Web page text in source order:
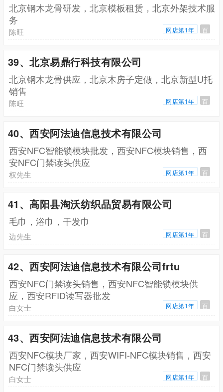
北京钢木龙骨研发，北京模板租赁，北京外架技术服
务
陈旺 网店第1年 百
39、北京易鼎行科技有限公司
北京钢木龙骨供应，北京木房子定做，北京新型U托
销售
陈旺 网店第1年 百
40、西安阿法迪信息技术有限公司
西安NFC智能锁模块批发，西安NFC模块销售，西
安NFC门禁读头供应
权先生 网店第1年 百
41、高阳县淘沃纺织品贸易有限公司
毛巾，浴巾，干发巾
边先生 网店第1年 百
42、西安阿法迪信息技术有限公司frtu
西安NFC门禁读头销售，西安NFC智能锁模块供
应，西安RFID读写器批发
白女士 网店第1年 百
43、西安阿法迪信息技术有限公司
西安NFC模块厂家，西安WIFI-NFC模块销售，西安
NFC门禁读头供应
白女士 网店第1年 百